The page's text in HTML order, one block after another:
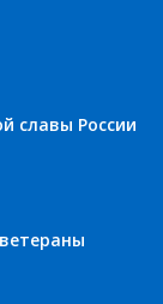
славы России